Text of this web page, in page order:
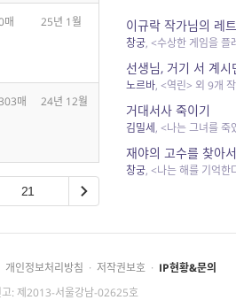
매 25년 1월
매 24년 12월
21
창궁, <수상한 게임을 플레이하고 있
노르바, <역린> 외 9개
거대서사 죽이기
김밀세, <나는 그녀를 죽였다.>
재야의 고수를 찾아
창궁, <나는 해를 기억한다>
개인정보처리방침 · 저작권보호 · IP현황&문의
고: 제2013-서울강남-02625호